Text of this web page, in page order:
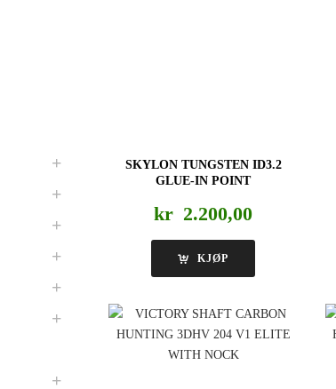
SKYLON TUNGSTEN ID3.2
GLUE-IN POINT
kr 2.200,00
KJØP